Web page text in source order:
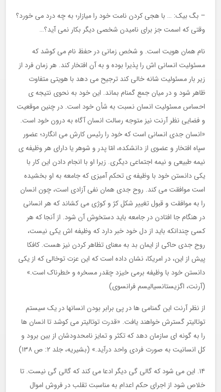
– بگ بیک: … با هجی کردن نامت خود را میازار؛ به چه درد می خورد؟
وقتی که اسمت جز برای نامیدن شخصی دیگر بکار نمی آید؟…
نام همان هویت است. و شخص زمانی در حفظ نام می کوشد که
مسئولیت انسانی اش را پذیرا بوده و به آن افتخار کند. هر زمان فرد از
زیر بار مسئولیت شانه خالی کند ترجیح می دهد با هویتی متفاوت
ظاهر شود و در میان جمع گمنام بماند. این خود به نحوی نتیجه ی
احساس مسئولیت انسان نسبت به شأن خود است. در چنین موقعیت
و فضایی نظر آرنت نیز متوجه رسالت انسان آگاه به درون خود است.
«انسان جدی انسانی است که خود را رئیس کارش می انگارد؛ عضور
سپاه افتخار و عضوی از دانشکده، امّا پدر و شوهر یا دارای هر وظیفه ی
نیمه طبیعی و نیمه اجتماعی دیگری. زیرا او با انجام دادن این کار با
یکی دانستن خود با وظیفه ی تحکم آمیزی که جامعه به او بخشیده
است موافقت می کند. روح جدی همان نفی آزادی است، چون انسان
را به موافقت و قبول تغییر شکل کژ و کوژی می کشاند که هر انسانی
در هنگام جا افتادن در جامعه باید دستخوش آن شود. از آنجا که هر
کسی چندانکه باید از دل خود خبر دارد که وظیفه اش یکی نیست،
روح جدی حاکی از ایمان بد به معنای تظاهر کردن نیز هست. کافکا
پیش از این، در امریکا، نشان داده است که این عزت توخالی که از یکی
دانستن خود با وظیفه برمی خیزد چقدر مسخره و خطرناک است.»
(آرنت، اگزیستانسیالیسم فرانسوی)
از نظر آرنت این گمنامی ها در پی برابر بودن انسانها در یک سیستم
توتالیتر گسترش خواهند یافت. «قدرت توتالیتر می کوشد تا انسان ها
را به گونه ای سازمان دهد که تکثر و تمایز نامحدودشان از بین برود و
کل انسانیت به صورت فردی واحد درآید.» (بشیریه، جلد ۲: ص ۱۳۸)
۱۴. این می شود که گالی گی دیگر ادعا می کند که گالی گی نیست. تا
خلاص شود از اجرای حکم اعدام به مناسبت تقلب در فروش اموال